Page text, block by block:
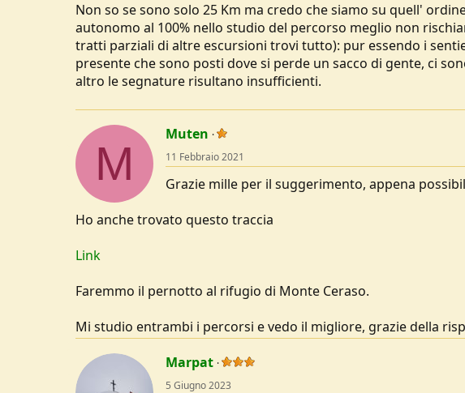
Non so se sono solo 25 Km ma credo che siamo su quell'
autonomo al 100% nello studio del percorso meglio non
tratti parziali di altre escursioni trovi tutto): pur essendo i
presente che sono posti dove si perde un sacco di gente, ci
altro le segnature risultano insufficienti.
M
Muten
11 Febbraio 2021
Grazie mille per il suggerimento, appena
Ho anche trovato questo traccia
Link
Faremmo il pernotto al rifugio di Monte Ceraso.
Mi studio entrambi i percorsi e vedo il migliore, grazie della
Marpat
5 Giugno 2023